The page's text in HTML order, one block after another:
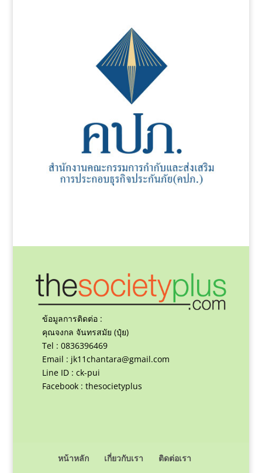
ข้อมูลการติดต่อ :
คุณจงกล จันทรสมัย (ปุ๋ย)
Tel : 0836396469
Email : jk11chantara@gmail.com
Line ID : ck-pui
Facebook : thesocietyplus
หน้าหลัก เกี่ยวกับเรา ติดต่อเรา